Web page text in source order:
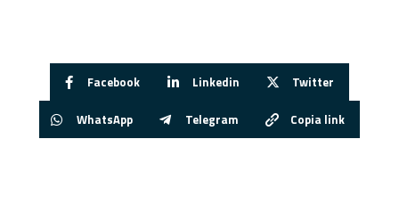
Facebook Linkedin Twitter
WhatsApp Telegram Copia link